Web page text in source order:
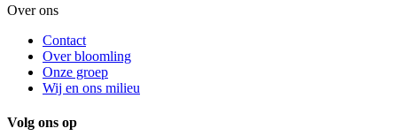
Over ons
Contact
Over bloomling
Onze groep
Wij en ons milieu
Volg ons op